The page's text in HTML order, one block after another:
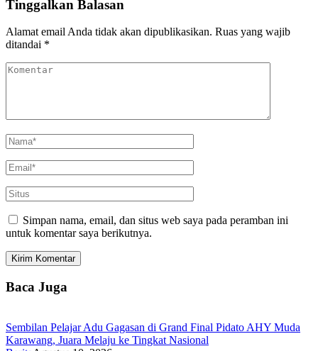
Tinggalkan Balasan
Alamat email Anda tidak akan dipublikasikan. Ruas yang wajib
ditandai *
Simpan nama, email, dan situs web saya pada peramban ini
untuk komentar saya berikutnya.
Baca Juga
Sembilan Pelajar Adu Gagasan di Grand Final Pidato AHY Muda
Karawang, Juara Melaju ke Tingkat Nasional